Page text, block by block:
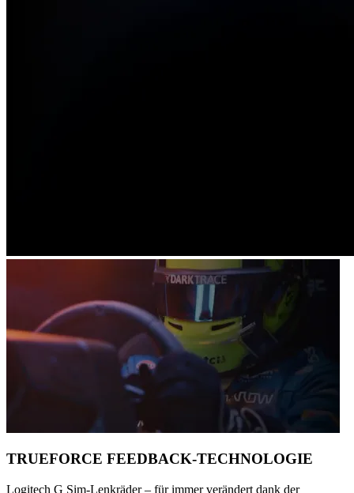
TRUEFORCE FEEDBACK-TECHNOLOGIE
Logitech G Sim-Lenkräder – für immer verändert dank der